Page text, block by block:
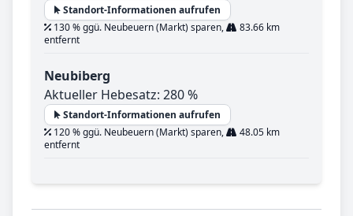
Standort-Informationen aufrufen
130 % ggü. Neubeuern (Markt) sparen,
83.66 km
entfernt
Neubiberg
Aktueller Hebesatz: 280 %
Standort-Informationen aufrufen
120 % ggü. Neubeuern (Markt) sparen,
48.05 km
entfernt